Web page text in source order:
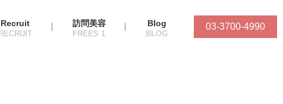
Recruit 訪問美容 Blog 03-3700-4990